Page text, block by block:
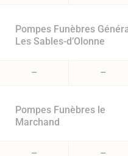
Pompes Funèbres
Les Sables-d’Olonne
– –
Pompes Funèbres le
Marchand
– –